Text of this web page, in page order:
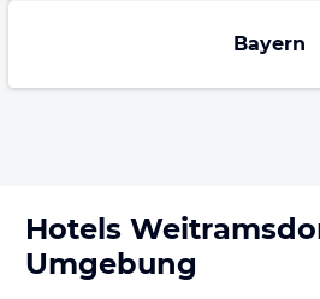
Bayern
Hotels
Umgebung